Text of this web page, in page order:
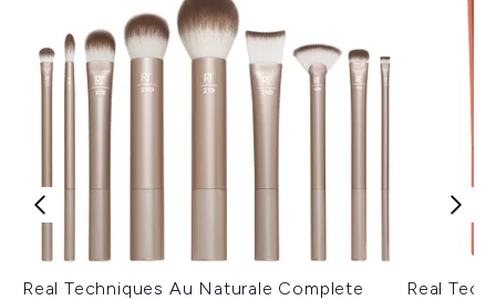
Real Techniques Au Naturale Complete
Real